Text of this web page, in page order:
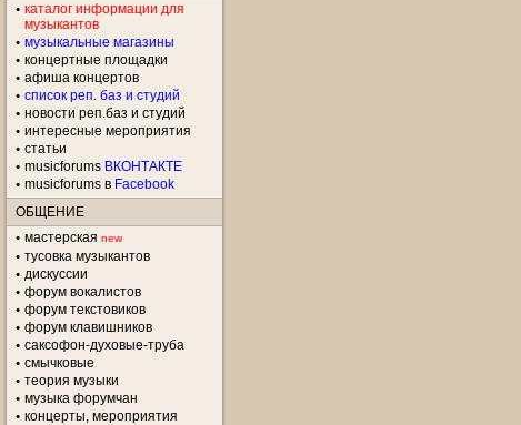
каталог информации для
музыкантов
музыкальные магазины
концертные площадки
aфиша концертов
список реп. баз и студий
новости реп.баз и студий
интересные мероприятия
статьи
musicforums ВКОНТАКТЕ
musicforums в Facebook
ОБЩЕНИЕ
мастерская new
тусовка музыкантов
дискуссии
форум вокалистов
форум текстовиков
форум клавишников
саксофон-духовые-труба
смычковые
теория музыки
музыка форумчан
концерты, мероприятия